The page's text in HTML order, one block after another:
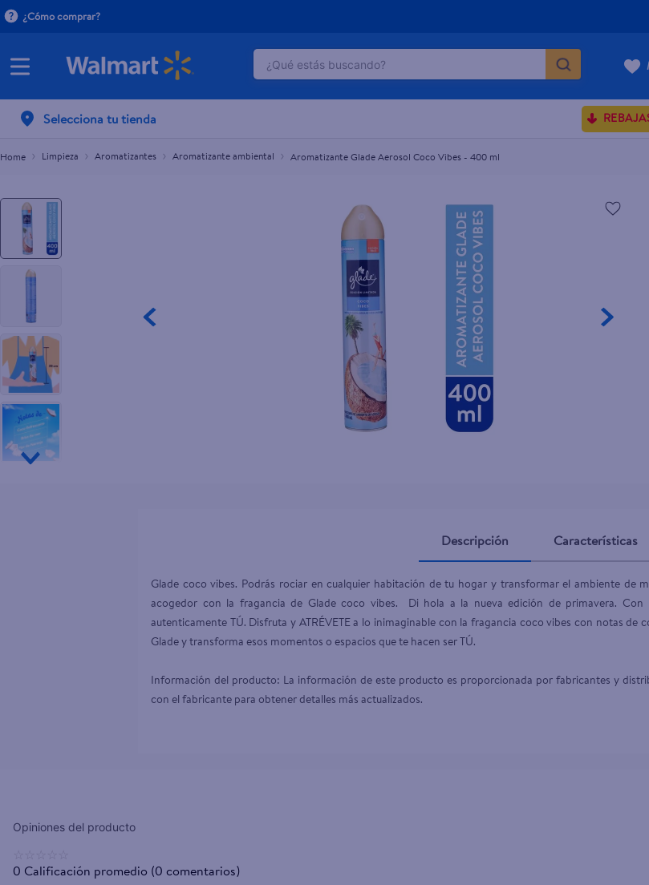
¿Cómo comprar?
¿Qué estás buscando?
Selecciona tu tienda
Limpieza Aromatizantes Aromatizante ambiental Aromatizante Glade Aerosol Coco Vibes - 400 ml
Aromatizante Glade Aerosol Coco Vibes - 400 ml
L.129.10
Descripción Características
Glade coco vibes. Podrás rociar en cualquier habitación de tu hogar y transformar el ambiente de
acogedor con la fragancia de Glade coco vibes.  Di hola a la nueva edición de primavera.
autenticamente TÚ. Disfruta y ATRÉVETE a lo inimaginable con la fragancia coco vibes con notas de
Glade y transforma esos momentos o espacios que te hacen ser TÚ.
Información del producto: La información de este producto es proporcionada por fabricantes y
con el fabricante para obtener detalles más actualizados.
0 Calificación promedio (0 comentarios)
TÉRMINOS MÁS BUSCADOS
2
herbal essences
serums corporales dove
gillette venus
goodyear
pollo norteño